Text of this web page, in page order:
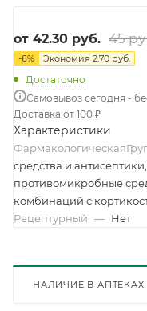
от 42.30 руб. 45
-6% Экономия 2.70 руб.
Достаточно
Самовывоз сегодня -
Доставка от 100 ₽
Характеристики
средства и
противомикробные
комбинаций с
Рецептурный — Нет
НАЛИЧИЕ В АПТЕКАХ